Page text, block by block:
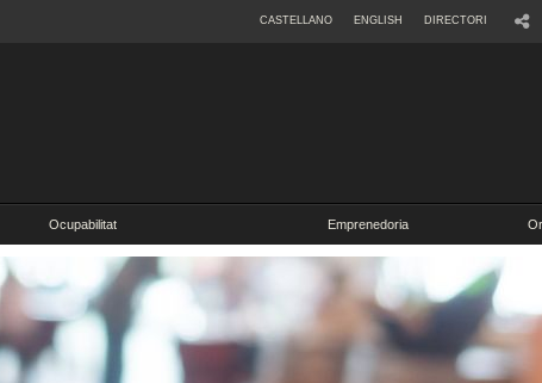
CASTELLANO ENGLISH DIRECTORI
Ocupabilitat Emprenedoria